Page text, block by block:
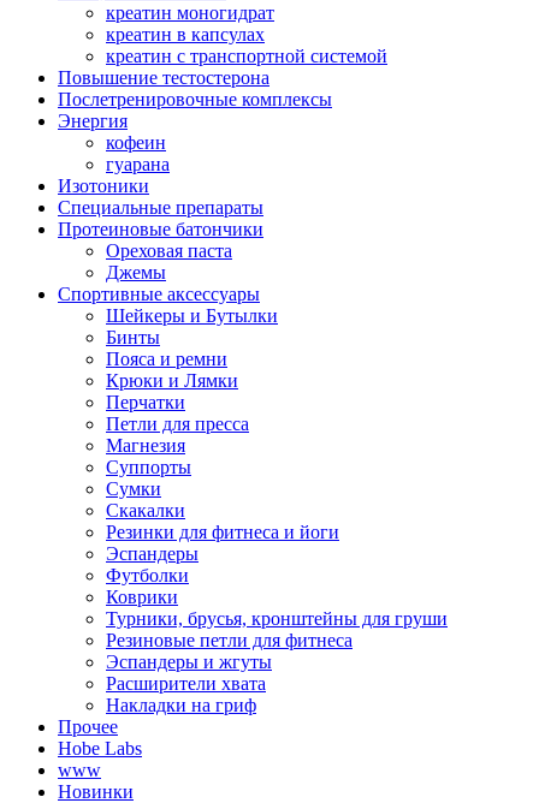
креатин моногидрат
креатин в капсулах
креатин с транспортной системой
Повышение тестостерона
Послетренировочные комплексы
Энергия
кофеин
гуарана
Изотоники
Специальные препараты
Протеиновые батончики
Ореховая паста
Джемы
Спортивные аксессуары
Шейкеры и Бутылки
Бинты
Пояса и ремни
Крюки и Лямки
Перчатки
Петли для пресса
Магнезия
Суппорты
Сумки
Скакалки
Резинки для фитнеса и йоги
Эспандеры
Футболки
Коврики
Турники, брусья, кронштейны для груши
Резиновые петли для фитнеса
Эспандеры и жгуты
Расширители хвата
Накладки на гриф
Прочее
Hobe Labs
www
Новинки